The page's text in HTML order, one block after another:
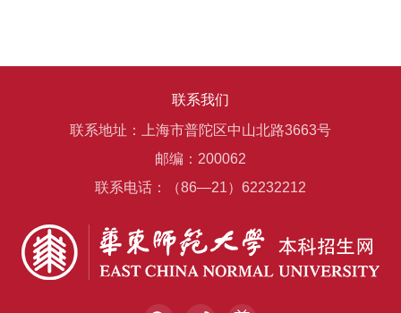
联系我们
联系地址：上海市普陀区中山北路3663号
邮编：200062
联系电话：（86—21）62232212